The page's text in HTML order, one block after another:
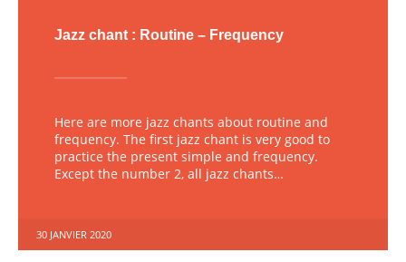
Jazz chant : Routine – Frequency
Here are more jazz chants about routine and
frequency. The first jazz chant is very good to
practice the present simple and frequency.
Except the number 2, all jazz chants…
30 JANVIER 2020